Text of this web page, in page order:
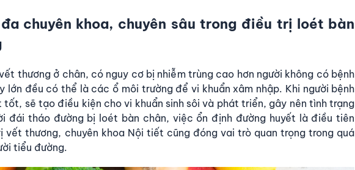
chuyên khoa, chuyên sâu trong điều trị loét bàn
thương ở chân, có nguy cơ bị nhiễm trùng cao hơn người không có bệnh
lớn đều có thể là các ổ môi trường để vi khuẩn xâm nhập. Khi người bệnh
tốt, sẽ tạo điều kiện cho vi khuẩn sinh sôi và phát triển, gây nên tình trạng
đái tháo đường bị loét bàn chân, việc ổn định đường huyết là điều tiên
vết thương, chuyên khoa Nội tiết cũng đóng vai trò quan trọng trong quá
tiểu đường.